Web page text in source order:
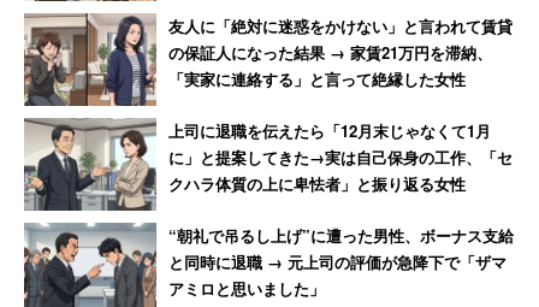
せん。なぜですか？また〇〇(住んでいる土地)来てく
ださーい」という内容でした。
チョベリバ??
— ハマ・オカモト (@hama_okamoto)2018年3月23
日
友人に「絶対に迷惑をかけない」と言われて賃貸
の保証人になった結果 → 家賃21万円を滞納、
「実家に連絡する」と言って絶縁した女性
上司に退職を伝えたら「12月末じゃなくて1月
に」と提案してきた→実は自己保身の工作、「セ
クハラ体質の上に卑怯者」と振り返る女性
“朝礼で吊るし上げ”に遭った男性、ボーナス支給
と同時に退職 → 元上司の評価が急降下で「ザマ
アミロと思いました」